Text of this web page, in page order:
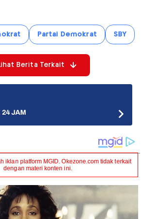
Partai Demokrat SBY
Berita Terkait
JAM